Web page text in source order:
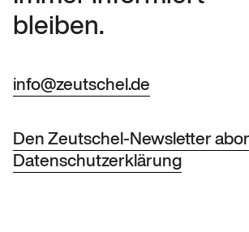
bleiben.
info@zeutschel.de
Den Zeutschel-Newsletter
Datenschutzerklärung